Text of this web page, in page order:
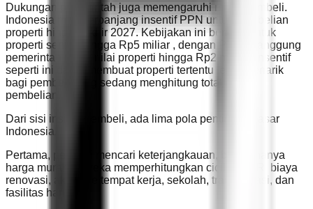
Dukungan pemerintah juga memengaruhi minat pembeli.
Indonesia memperpanjang insentif PPN untuk pembelian
properti hingga akhir 2027. Kebijakan ini berlaku untuk
properti senilai hingga Rp5 miliar , dengan PPN ditanggung
pemerintah untuk nilai properti hingga Rp2 miliar . Insentif
seperti ini dapat membuat properti tertentu lebih menarik
bagi pembeli yang sedang menghitung total biaya
pembelian.
Dari sisi insight pembeli, ada lima pola penting di pasar
Indonesia.
Pertama, pembeli mencari keterjangkauan, bukan hanya
harga murah. Mereka memperhitungkan cicilan KPR, biaya
renovasi, akses ke tempat kerja, sekolah, transportasi, dan
fasilitas harian.